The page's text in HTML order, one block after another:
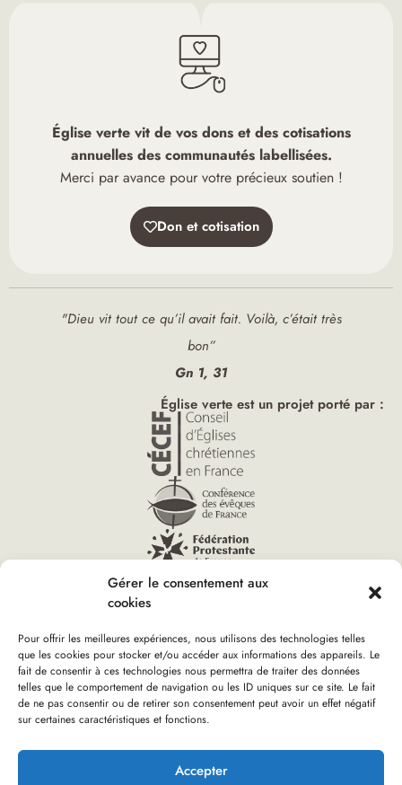
Gérer le consentement aux
cookies
Pour offrir les meilleures expériences, nous utilisons des technologies telles
que les cookies pour stocker et/ou accéder aux informations des appareils. Le
fait de consentir à ces technologies nous permettra de traiter des données
telles que le comportement de navigation ou les ID uniques sur ce site. Le fait
de ne pas consentir ou de retirer son consentement peut avoir un effet négatif
sur certaines caractéristiques et fonctions.
Accepter
Église verte vit de vos dons et des cotisations
annuelles des communautés labellisées.
Merci par avance pour votre précieux soutien !
Don et cotisation
"Dieu vit tout ce qu’il avait fait. Voilà, c’était très
bon”
Gn 1, 31
Église verte est un projet porté par :
Vous êtes ici :
Accueil»Conférence de Carême : S’ancrer dans l’Espérance
pour et avec la Création (94)
Mentions Légales